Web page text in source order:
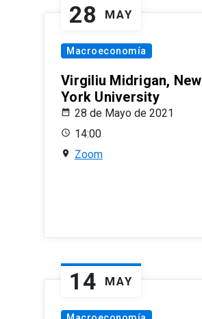
28 MAY
Macroeconomía
Virgiliu Midrigan, New
York University
28 de Mayo de 2021
14:00
Zoom
14 MAY